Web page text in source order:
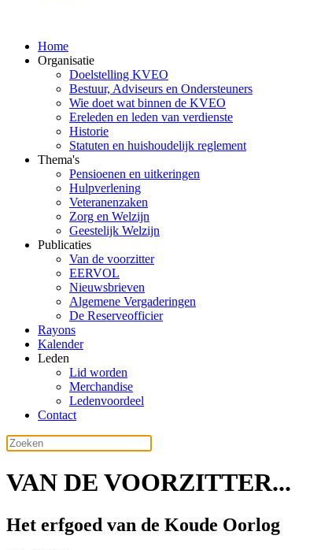
Home
Organisatie
Doelstelling KVEO
Bestuur, Adviseurs en Ondersteuners
Wie doet wat binnen de KVEO
Ereleden en leden van verdienste
Historie
Statuten en huishoudelijk reglement
Thema's
Pensioenen en uitkeringen
Hulpverlening
Veteranenzaken
Zorg en Welzijn
Geestelijk Welzijn
Publicaties
Van de voorzitter
EERVOL
Nieuwsbrieven
Algemene Vergaderingen
De Reserveofficier
Rayons
Kalender
Leden
Lid worden
Merchandise
Ledenvoordeel
Contact
VAN DE VOORZITTER...
Het erfgoed van de Koude Oorlog